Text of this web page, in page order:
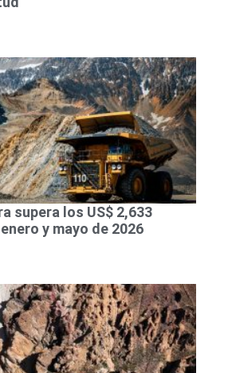
supera los US$ 2,633
y mayo de 2026